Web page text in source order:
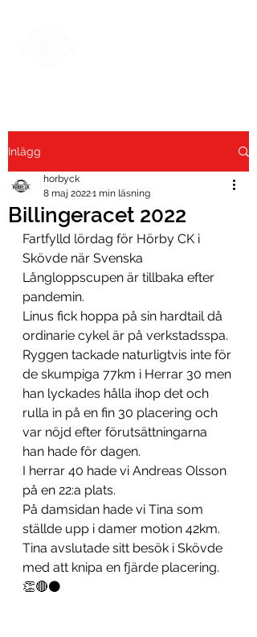
Inlägg
Billingeracet 2022
horbyck
8 maj 20221 min läsning
Fartfylld lördag för Hörby CK i
Skövde när Svenska
Långloppscupen är tillbaka efter
pandemin.
Linus fick hoppa på sin hardtail då
ordinarie cykel är på verkstadsspa.
Ryggen tackade naturligtvis inte för
de skumpiga 77km i Herrar 30 men
han lyckades hålla ihop det och
rulla in på en fin 30 placering och
var nöjd efter förutsättningarna
han hade för dagen.
I herrar 40 hade vi Andreas Olsson
på en 22:a plats.
På damsidan hade vi Tina som
ställde upp i damer motion 42km.
Tina avslutade sitt besök i Skövde
med att knipa en fjärde placering.
👏🔴⚫️